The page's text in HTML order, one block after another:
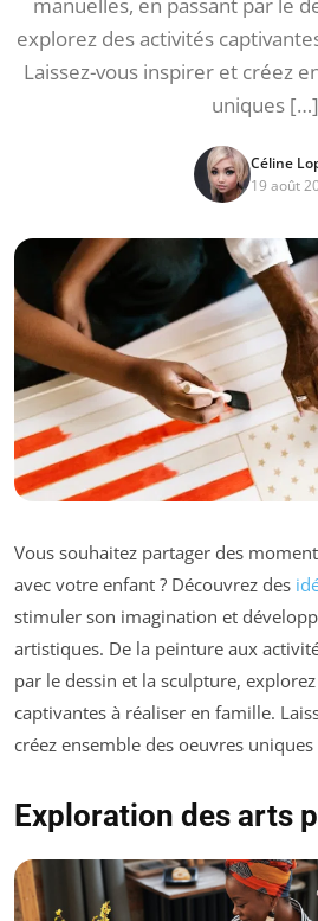
explorez des activités
Laissez-vous inspirer et créez
uniques […]
Céline
19 août
Vous souhaitez partager des
avec votre enfant ? Découvrez des
stimuler son imagination et
artistiques. De la peinture aux
par le dessin et la sculpture,
captivantes à réaliser en famille.
créez ensemble des oeuvres
Exploration des arts